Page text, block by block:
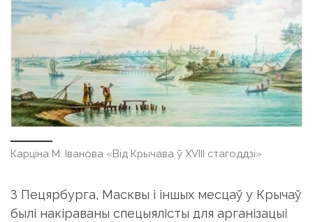
Карціна М. Іванова «Від Крычава ў XVIII стагоддзі»
З Пецярбурга, Масквы і іншых месцаў у Крычаў
былі накіраваны спецыялісты для арганізацыі